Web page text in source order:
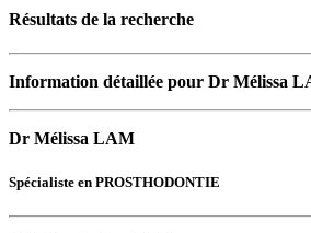
Résultats de la recherche
Information détaillée pour Dr Mélissa
Dr Mélissa LAM
Spécialiste en PROSTHODONTIE